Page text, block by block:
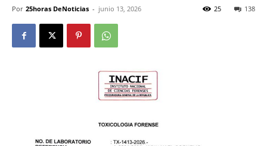
Por 25horas DeNoticias - junio 13, 2026 138
25